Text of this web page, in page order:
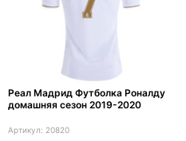
Реал Мадрид Футболка Роналду
домашняя сезон 2019-2020
20820